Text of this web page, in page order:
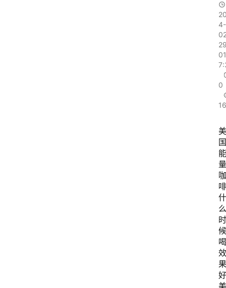
4-
0
美
国
能
量
咖
啡
什
么
时
候
喝
效
果
美